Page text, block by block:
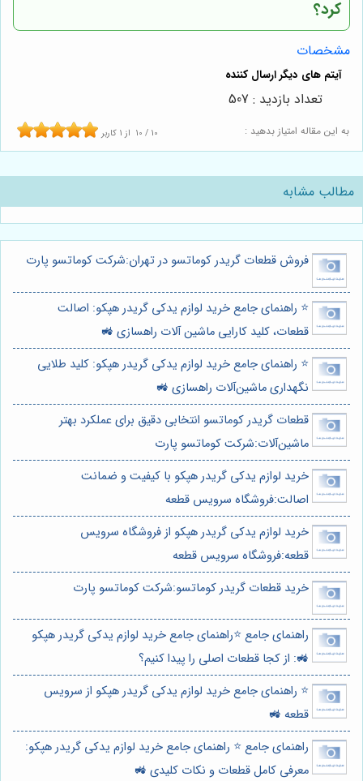
کرد؟
مشخصات
به این مقاله امتیاز بدهید : 10 / 10 از 1 کاربر
تعداد بازدید : 507
مطالب مشابه
فروش قطعات گریدر کوماتسو در تهران:شرکت کوماتسو پارت
⭐️ راهنمای جامع خرید لوازم یدکی گریدر هپکو: اصالت
قطعات، کلید کارایی ماشین آلات راهسازی 🚜
⭐️ راهنمای جامع خرید لوازم یدکی گریدر هپکو: کلید طلایی
نگهداری ماشین‌آلات راهسازی 🚜
قطعات گریدر کوماتسو انتخابی دقیق برای عملکرد بهتر
ماشین‌آلات:شرکت کوماتسو پارت
خرید لوازم يدكى گريدر هپكو با کیفیت و ضمانت
اصالت:فروشگاه سرویس قطعه
خرید لوازم يدكى گريدر هپكو از فروشگاه سرویس
قطعه:فروشگاه سرویس قطعه
خرید قطعات گریدر کوماتسو:شرکت کوماتسو پارت
راهنمای جامع ⭐️راهنمای جامع خرید لوازم یدکی گریدر هپکو
🚜: از کجا قطعات اصلی را پیدا کنیم؟
⭐️ راهنمای جامع خرید لوازم یدکی گریدر هپکو از سرویس
قطعه 🚜
راهنمای جامع ⭐️ راهنمای جامع خرید لوازم یدکی گریدر هپکو:
معرفی کامل قطعات و نکات کلیدی 🚜